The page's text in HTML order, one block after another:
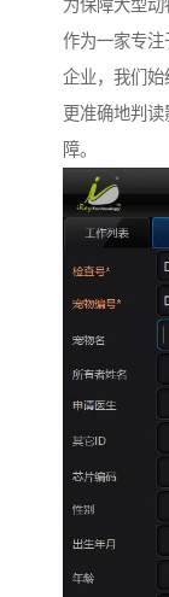
为保障大型动
作为一家专
企业，我们
更准确地判
障。